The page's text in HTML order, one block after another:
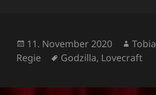
Veröffentlicht
am
11. November 2020
Regie
Schlagwörter
Godzilla, Lovecraft